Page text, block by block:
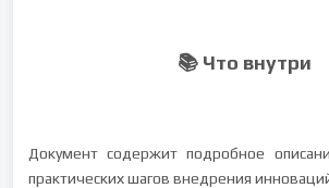
📚 Что внутри
Документ содержит подробное
практических шагов внедрения